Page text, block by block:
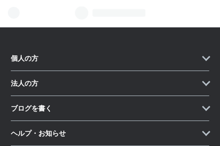
個人の方
法人の方
ブログを書く
ヘルプ・お知らせ